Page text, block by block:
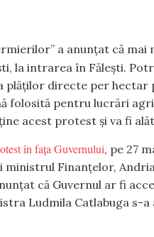
a anunțat că
la intrarea în Fălești.
plăților directe per
folosită pentru lucrări
acest protest și va fi
în fața Guvernului, pe 27
Finanțelor,
că Guvernul ar fi
Ludmila Catlabuga s-